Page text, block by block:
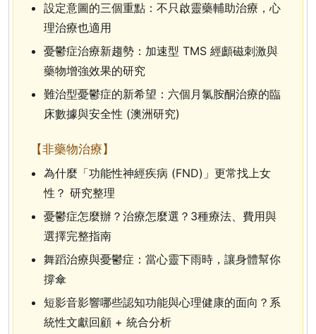
設定意圖的三個重點：不只啟靈藥輔助治療，心
理治療也適用
憂鬱症治療新趨勢：加速型 TMS 經顱磁刺激與
藥物增強效果的研究
難治型憂鬱症的新希望：六個月氯胺酮治療的臨
床數據與安全性 (澳洲研究)
【非藥物治療】
為什麼「功能性神經疾病 (FND)」更常找上女
性？ 研究整理
憂鬱症怎麼辦？治療怎麼選？3種療法、費用與
選擇完整指南
舞蹈治療與憂鬱症：當心靈下雨時，讓身體幫你
撐傘
短影音影響哪些認知功能與心理健康的面向？系
統性文獻回顧 + 統合分析